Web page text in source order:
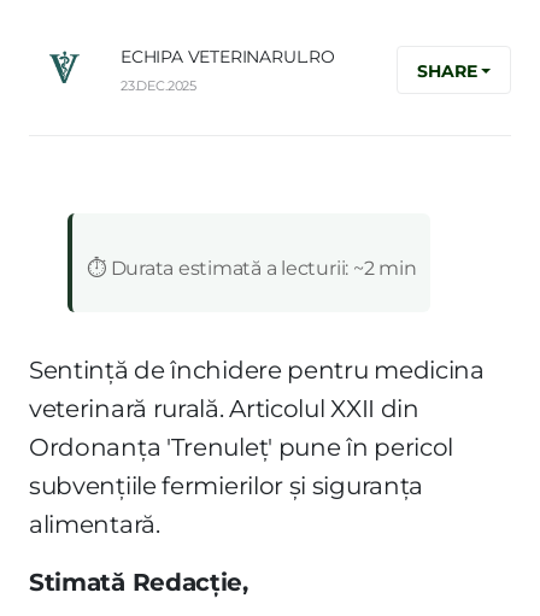
ECHIPA VETERINARUL.RO
23.DEC.2025
SHARE
⏱️ Durata estimată a lecturii: ~2 min
Sentință de închidere pentru medicina
veterinară rurală. Articolul XXII din
Ordonanța 'Trenuleț' pune în pericol
subvențiile fermierilor și siguranța
alimentară.
Stimată Redacție,